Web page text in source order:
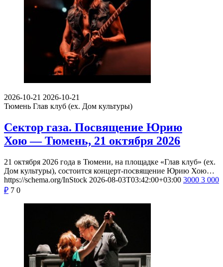
2026-10-21 2026-10-21
Тюмень Глав клуб (ex. Дом культуры)
Сектор газа. Посвящение Юрию
Хою — Тюмень, 21 октября 2026
21 октября 2026 года в Тюмени, на площадке «Глав клуб» (ex.
Дом культуры), состоится концерт-посвящение Юрию Хою…
https://schema.org/InStock 2026-08-03T03:42:00+03:00 3000 3 000
₽ 7 0